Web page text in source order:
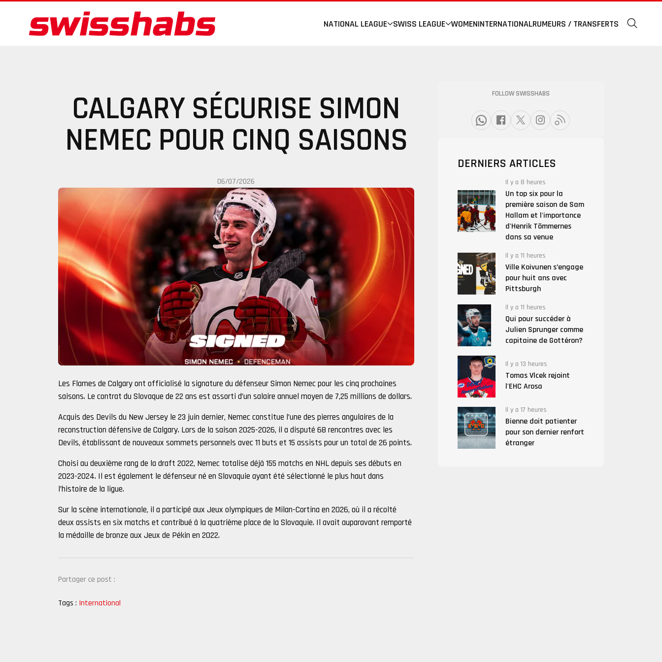
NATIONAL LEAGUE SWISS LEAGUE WOMENINTERNATIONALRUMEURS / TRANSFERTS
CALGARY SÉCURISE SIMON
NEMEC POUR CINQ SAISONS
06/07/2026
Les Flames de Calgary ont officialisé la signature du défenseur Simon Nemec pour les cinq prochaines
saisons. Le contrat du Slovaque de 22 ans est assorti d’un salaire annuel moyen de 7,25 millions de dollars.
Acquis des Devils du New Jersey le 23 juin dernier, Nemec constitue l’une des pierres angulaires de la
reconstruction défensive de Calgary. Lors de la saison 2025-2026, il a disputé 68 rencontres avec les
Devils, établissant de nouveaux sommets personnels avec 11 buts et 15 assists pour un total de 26 points.
Choisi au deuxième rang de la draft 2022, Nemec totalise déjà 155 matchs en NHL depuis ses débuts en
2023-2024. Il est également le défenseur né en Slovaquie ayant été sélectionné le plus haut dans
l’histoire de la ligue.
Sur la scène internationale, il a participé aux Jeux olympiques de Milan-Cortina en 2026, où il a récolté
deux assists en six matchs et contribué à la quatrième place de la Slovaquie. Il avait auparavant remporté
la médaille de bronze aux Jeux de Pékin en 2022.
Partager ce post :
Tags : International
FOLLOW SWISSHABS
DERNIERS ARTICLES
Il y a 8 heures
Un top six pour la
première saison de Sam
Hallam et l'importance
d'Henrik Tömmernes
dans sa venue
Il y a 11 heures
Ville Koivunen s’engage
pour huit ans avec
Pittsburgh
Il y a 11 heures
Qui pour succéder à
Julien Sprunger comme
capitaine de Gottéron?
Il y a 13 heures
Tomas Vlcek rejoint
l'EHC Arosa
Il y a 17 heures
Bienne doit patienter
pour son dernier renfort
étranger